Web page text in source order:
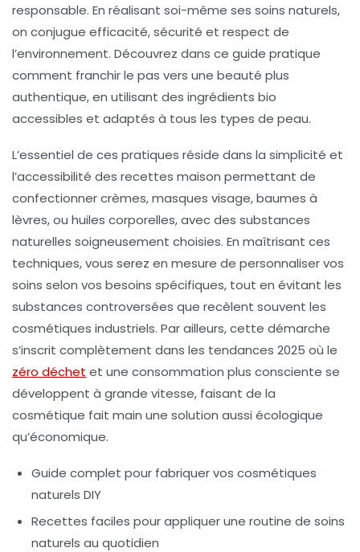
responsable. En réalisant soi-même ses soins naturels,
on conjugue efficacité, sécurité et respect de
l’environnement. Découvrez dans ce guide pratique
comment franchir le pas vers une beauté plus
authentique, en utilisant des ingrédients bio
accessibles et adaptés à tous les types de peau.
L’essentiel de ces pratiques réside dans la simplicité et
l’accessibilité des recettes maison permettant de
confectionner crèmes, masques visage, baumes à
lèvres, ou huiles corporelles, avec des substances
naturelles soigneusement choisies. En maîtrisant ces
techniques, vous serez en mesure de personnaliser vos
soins selon vos besoins spécifiques, tout en évitant les
substances controversées que recèlent souvent les
cosmétiques industriels. Par ailleurs, cette démarche
s’inscrit complètement dans les tendances 2025 où le
zéro déchet et une consommation plus consciente se
développent à grande vitesse, faisant de la
cosmétique fait main une solution aussi écologique
qu’économique.
Guide complet pour fabriquer vos cosmétiques
naturels DIY
Recettes faciles pour appliquer une routine de soins
naturels au quotidien